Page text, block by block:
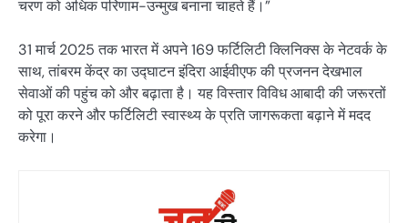
चरण को अधिक परिणाम-उन्मुख बनाना चाहते हैं।”
31 मार्च 2025 तक भारत में अपने 169 फर्टिलिटी क्लिनिक्स के नेटवर्क के
साथ, तांबरम केंद्र का उद्घाटन इंदिरा आईवीएफ की प्रजनन देखभाल
सेवाओं की पहुंच को और बढ़ाता है। यह विस्तार विविध आबादी की जरूरतों
को पूरा करने और फर्टिलिटी स्वास्थ्य के प्रति जागरूकता बढ़ाने में मदद
करेगा।